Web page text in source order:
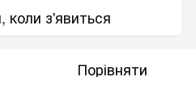
коли з'явиться
Порівняти